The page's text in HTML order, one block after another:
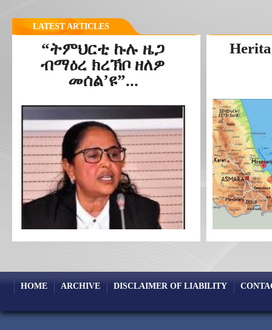
LATEST ARTICLES
“ትምህርቲ ኩሉ ዜጋ
ብማዕረ ክረኽቦ ዘለዎ
መሰል’ዩ”...
HOME ARCHIVE DISCLAIMER OF LIABILITY